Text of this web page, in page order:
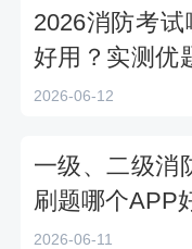
2026消防考试
好用？实测优
消备考刷题神
2026-06-12
一级、二级消
刷题哪个APP
2026-06-11